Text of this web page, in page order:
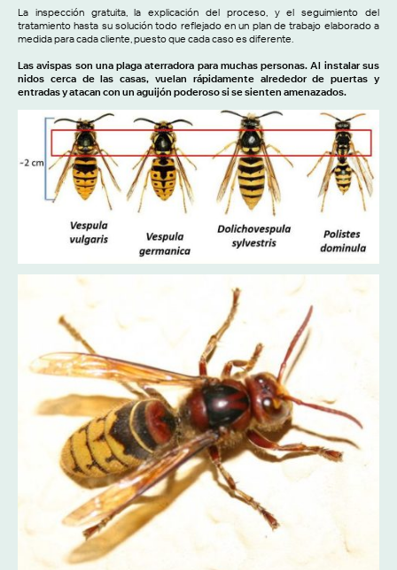
La inspección gratuita, la explicación del proceso, y el seguimiento del
tratamiento hasta su solución todo reflejado en un plan de trabajo elaborado a
medida para cada cliente, puesto que cada caso es diferente.
Las avispas son una plaga aterradora para muchas personas. Al instalar sus
nidos cerca de las casas, vuelan rápidamente alrededor de puertas y
entradas y atacan con un aguijón poderoso si se sienten amenazados.